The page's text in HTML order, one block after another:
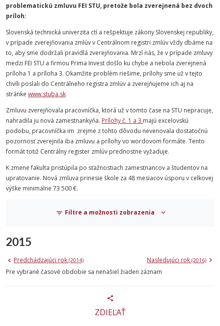
problematickú zmluvu FEI STU, pretože bola zverejnená bez dvoch
príloh:
Slovenská technická univerzita ctí a rešpektuje zákony Slovenskej republiky,
v prípade zverejňovania zmlúv v Centrálnom registri zmlúv vždy dbáme na
to, aby sme dodržali pravidlá zverejňovania. Mrzí nás, že v prípade zmluvy
medzi FEI STU a firmou Prima Invest došlo ku chybe a nebola zverejnená
príloha 1 a príloha 3. Okamžite problém riešime, prílohy sme už v tejto
chvíli poslali do Centrálneho registra zmlúv a zverejňujeme ich aj na
stránke www.stuba.sk
Zmluvu zverejňovala pracovníčka, ktorá už v tomto čase na STU nepracuje,
nahradila ju nová zamestnankyňa. Prílohy č. 1 a 3 majú excelovskú
podobu, pracovníčka im zrejme z tohto dôvodu nevenovala dostatočnú
pozornosť zverejnila iba zmluvu a prílohy vo wordovom formáte. Tento
formát totiž Centrálny register zmlúv prednostne vyžaduje.
K zmene fakulta pristúpila po sťažnostiach zamestnancov a študentov na
upratovanie. Nová zmluva prinesie škole za 48 mesiacov úsporu v celkovej
výške minimálne 73 500 €.
Filtre a možnosti zobrazenia
2015
Predchádzajúci rok (2014) Nasledujúci rok (2016)
Pre vybrané časové obdobie sa nenašiel žiaden záznam
ZDIEĽAŤ